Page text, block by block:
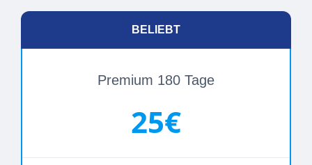
BELIEBT
Premium 180 Tage
25€